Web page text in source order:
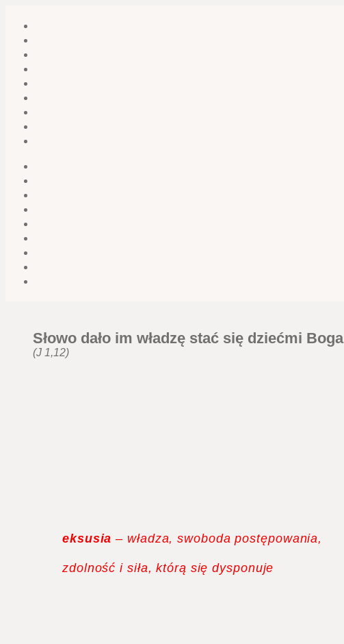
Słowo dało im władzę stać się dziećmi Boga
(J 1,12)
eksusia– władza, swoboda postępowania,
zdolność i siła, którą się dysponuje